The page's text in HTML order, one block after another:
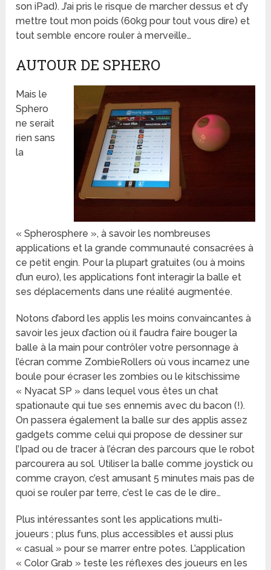
son iPad). J’ai pris le risque de marcher dessus et d’y
mettre tout mon poids (60kg pour tout vous dire) et
tout semble encore rouler à merveille…
AUTOUR DE SPHERO
Mais le
Sphero
ne serait
rien sans
la
« Spherosphere », à savoir les nombreuses
applications et la grande communauté consacrées à
ce petit engin. Pour la plupart gratuites (ou à moins
d’un euro), les applications font interagir la balle et
ses déplacements dans une réalité augmentée.
Notons d’abord les applis les moins convaincantes à
savoir les jeux d’action où il faudra faire bouger la
balle à la main pour contrôler votre personnage à
l’écran comme ZombieRollers où vous incarnez une
boule pour écraser les zombies ou le kitschissime
« Nyacat SP » dans lequel vous êtes un chat
spationaute qui tue ses ennemis avec du bacon (!).
On passera également la balle sur des applis assez
gadgets comme celui qui propose de dessiner sur
l’Ipad ou de tracer à l’écran des parcours que le robot
parcourera au sol. Utiliser la balle comme joystick ou
comme crayon, c’est amusant 5 minutes mais pas de
quoi se rouler par terre, c’est le cas de le dire…
Plus intéressantes sont les applications multi-
joueurs ; plus funs, plus accessibles et aussi plus
« casual » pour se marrer entre potes. L’application
« Color Grab » teste les réflexes des joueurs en les